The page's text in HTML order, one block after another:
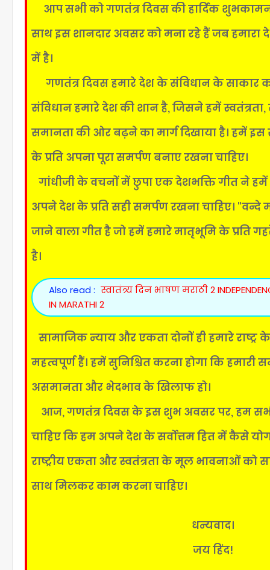
आप सभी को गणतंत्र दिवस की हार्दिक
साथ इस शानदार अवसर को मना रहे हैं जब हमारा
में है।
गणतंत्र दिवस हमारे देश के संविधान के साकार
संविधान हमारे देश की शान है, जिसने हमें
समानता की ओर बढ़ने का मार्ग दिखाया है। हमें इस
के प्रति अपना पूरा समर्पण बनाए रखना चाहिए।
गांधीजी के वचनों में छुपा एक देशभक्ति गीत ने हमें
अपने देश के प्रति सही समर्पण रखना चाहिए।
जाने वाला गीत है जो हमें हमारे मातृभूमि के प्रति
है।
Also read : स्वातंत्र्य दिन भाषण मराठी 2
IN MARATHI 2
सामाजिक न्याय और एकता दोनों ही हमारे
महत्वपूर्ण हैं। हमें सुनिश्चित करना होगा कि हमारी
असमानता और भेदभाव के खिलाफ हो।
आज, गणतंत्र दिवस के इस शुभ अवसर पर, हम
चाहिए कि हम अपने देश के सर्वोत्तम हित में कैसे
राष्ट्रीय एकता और स्वतंत्रता के मूल भावनाओं को
साथ मिलकर काम करना चाहिए।
धन्यवाद।
जय हिंद!